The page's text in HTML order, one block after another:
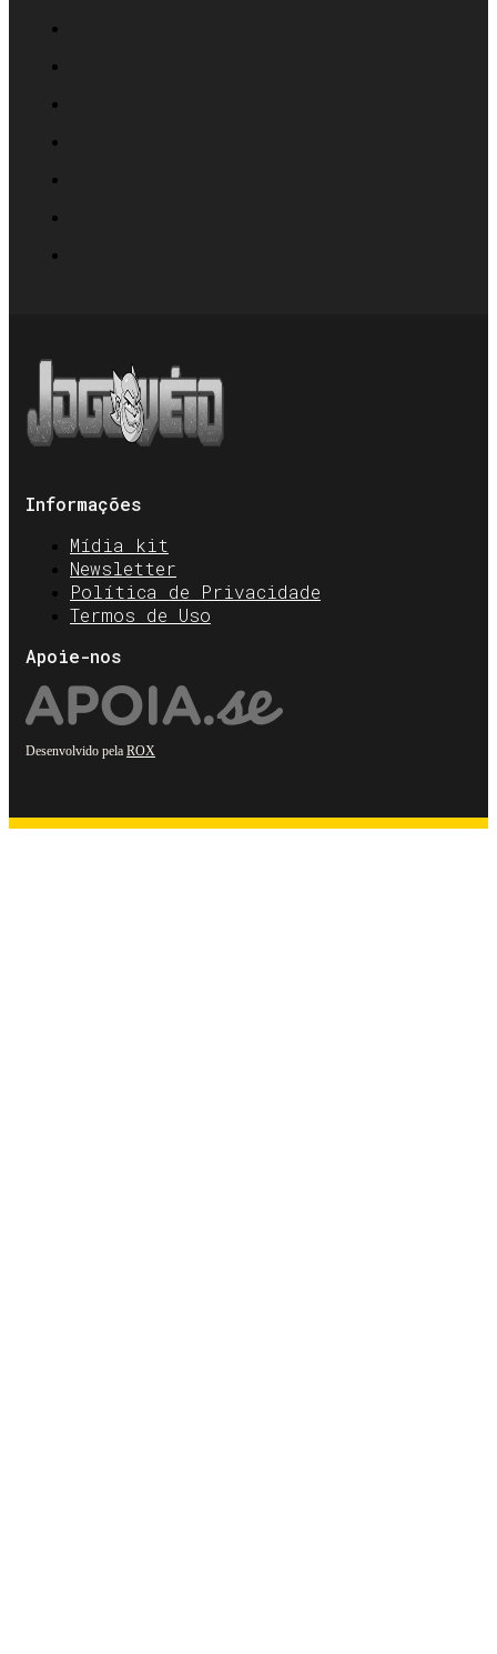
Informações
Mídia kit
Newsletter
Política de Privacidade
Termos de Uso
Apoie-nos
Desenvolvido pela ROX